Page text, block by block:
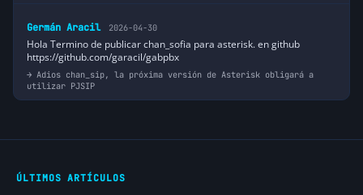
Germán Aracil 2026-04-30
Hola Termino de publicar chan_sofia para asterisk. en github
https://github.com/garacil/gabpbx
Adios chan_sip, la próxima versión de Asterisk obligará a
utilizar PJSIP
ÚLTIMOS ARTÍCULOS